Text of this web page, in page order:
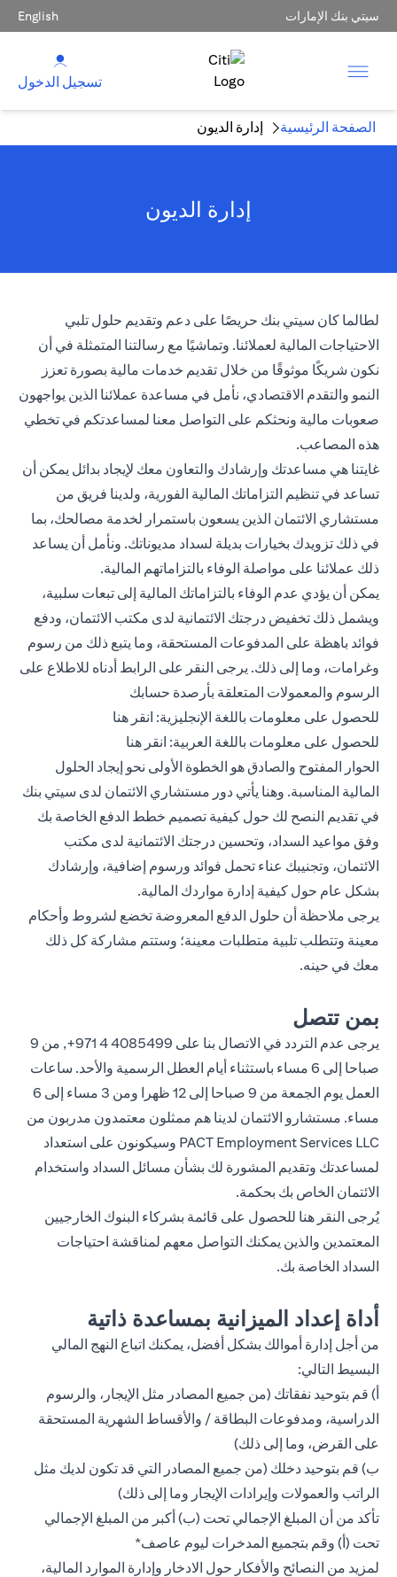
سيتي بنك الإمارات English
تسجيل الدخول
الصفحة الرئيسية إدارة الديون
إدارة الديون
لطالما كان سيتي بنك حريصًا على دعم وتقديم حلول تلبي
الاحتياجات المالية لعملائنا. وتماشيًا مع رسالتنا المتمثلة في أن
نكون شريكًا موثوقًا من خلال تقديم خدمات مالية بصورة تعزز
النمو والتقدم الاقتصادي، نأمل في مساعدة عملائنا الذين يواجهون
صعوبات مالية ونحثكم على التواصل معنا لمساعدتكم في تخطي
هذه المصاعب.
غايتنا هي مساعدتك وإرشادك والتعاون معك لإيجاد بدائل يمكن أن
تساعد في تنظيم التزاماتك المالية الفورية، ولدينا فريق من
مستشاري الائتمان الذين يسعون باستمرار لخدمة مصالحك، بما
في ذلك تزويدك بخيارات بديلة لسداد مديوناتك. ونأمل أن يساعد
ذلك عملائنا على مواصلة الوفاء بالتزاماتهم المالية.
يمكن أن يؤدي عدم الوفاء بالتزاماتك المالية إلى تبعات سلبية،
ويشمل ذلك تخفيض درجتك الائتمانية لدى مكتب الائتمان، ودفع
فوائد باهظة على المدفوعات المستحقة، وما يتبع ذلك من رسوم
وغرامات، وما إلى ذلك. يرجى النقر على الرابط أدناه للاطلاع على
الرسوم والمعمولات المتعلقة بأرصدة حسابك
للحصول على معلومات باللغة الإنجليزية: انقر هنا
للحصول على معلومات باللغة العربية: انقر هنا
الحوار المفتوح والصادق هو الخطوة الأولى نحو إيجاد الحلول
المالية المناسبة. وهنا يأتي دور مستشاري الائتمان لدى سيتي بنك
في تقديم النصح لك حول كيفية تصميم خطط الدفع الخاصة بك
وفق مواعيد السداد، وتحسين درجتك الائتمانية لدى مكتب
الائتمان، وتجنيبك عناء تحمل فوائد ورسوم إضافية، وإرشادك
بشكل عام حول كيفية إدارة مواردك المالية.
يرجى ملاحظة أن حلول الدفع المعروضة تخضع لشروط وأحكام
معينة وتتطلب تلبية متطلبات معينة؛ وستتم مشاركة كل ذلك
معك في حينه.
بمن تتصل
يرجى عدم التردد في الاتصال بنا على 4085499 4 971+
, من 9
صباحا إلى 6 مساء باستثناء أيام العطل الرسمية والأحد. ساعات
العمل يوم الجمعة من 9 صباحا إلى 12 ظهرا ومن 3 مساء إلى 6
مساء. مستشارو الائتمان لدينا هم ممثلون معتمدون مدربون من
PACT Employment Services LLC وسيكونون على استعداد
لمساعدتك وتقديم المشورة لك بشأن مسائل السداد واستخدام
الائتمان الخاص بك بحكمة.
يُرجى النقر هنا للحصول على قائمة بشركاء البنوك الخارجيين
المعتمدين والذين يمكنك التواصل معهم لمناقشة احتياجات
السداد الخاصة بك.
أداة إعداد الميزانية بمساعدة ذاتية
من أجل إدارة أموالك بشكل أفضل، يمكنك اتباع النهج المالي
البسيط التالي:
أ) قم بتوحيد نفقاتك (من جميع المصادر مثل الإيجار، والرسوم
الدراسية، ومدفوعات البطاقة / والأقساط الشهرية المستحقة
على القرض، وما إلى ذلك)
ب) قم بتوحيد دخلك (من جميع المصادر التي قد تكون لديك مثل
الراتب والعمولات وإيرادات الإيجار وما إلى ذلك)
تأكد من أن المبلغ الإجمالي تحت (ب) أكبر من المبلغ الإجمالي
تحت (أ) وقم بتجميع المدخرات ليوم عاصف*
لمزيد من النصائح والأفكار حول الادخار وإدارة الموارد المالية،